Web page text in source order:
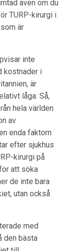
även om du
TURP-kirurgi i
är
inte
kostnader i
är
låga. Så,
hela världen
av
enda faktorn
efter sjukhus
kirurgi på
att söka
de inte bara
utan också
med
den bästa